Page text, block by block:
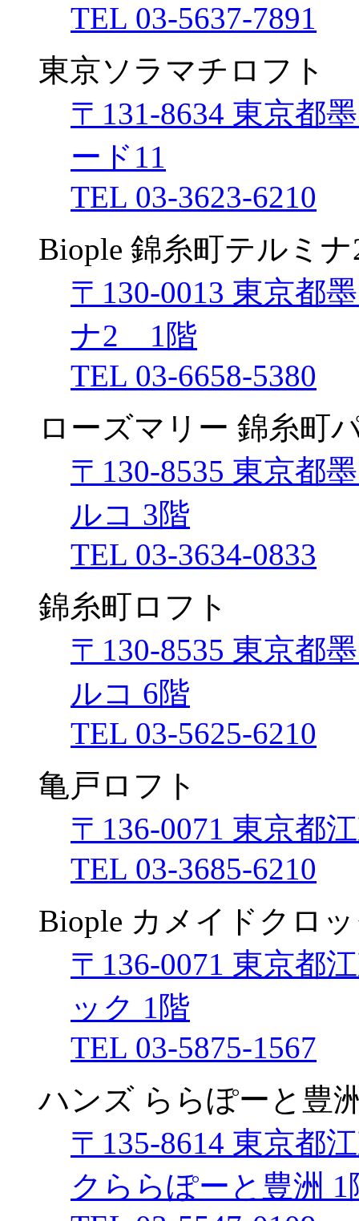
TEL 03-5637-7891
東京ソラマチロフト
〒131-8634 東京都
ード11
TEL 03-3623-6210
Biople 錦糸町テルミナ
〒130-0013 東京都
ナ2 1階
TEL 03-6658-5380
ローズマリー 錦糸町
〒130-8535 東京都
ルコ 3階
TEL 03-3634-0833
錦糸町ロフト
〒130-8535 東京都
ルコ 6階
TEL 03-5625-6210
亀戸ロフト
〒136-0071 東京都
TEL 03-3685-6210
Biople カメイドクロ
〒136-0071 東京都
ック 1階
TEL 03-5875-1567
ハンズ ららぽーと豊
〒135-8614 東京都
クららぽーと豊洲 1